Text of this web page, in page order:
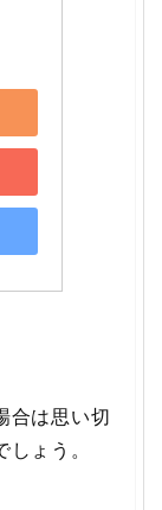
合は思い切
ょう。